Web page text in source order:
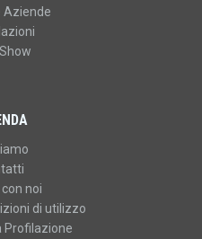
Aziende
con noi
di utilizzo
Profilazione